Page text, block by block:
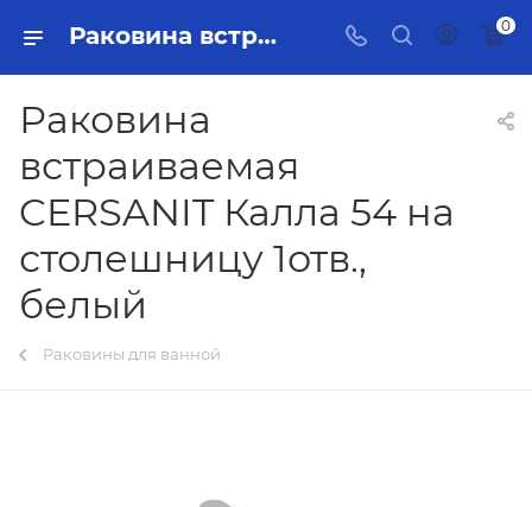
Раковина встраиваемая CERSANIT Калла 54 на столешницу 1отв., белый Тольятти - купить в интернет-магазине, каталог с ценами и характеристиками 0
Раковина
встраиваемая
CERSANIT Калла 54 на
столешницу 1отв.,
белый
Раковины для ванной